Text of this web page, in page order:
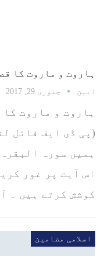
ہاروت و ماروت کا
امین جنوری 29, 2017
ہاروت و ماروت
(پی ڈی ایف فائل
اس آیت پر غور
کوشش کرتے ہیں ۔
اسلامی مضامین